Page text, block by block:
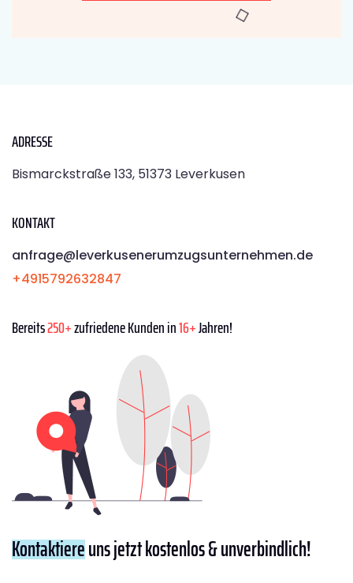
ADRESSE
Bismarckstraße 133, 51373 Leverkusen
KONTAKT
anfrage@leverkusenerumzugsunternehmen.de
+4915792632847
Bereits250+zufriedene Kunden in16+Jahren!
Kontaktiereuns jetzt kostenlos & unverbindlich!